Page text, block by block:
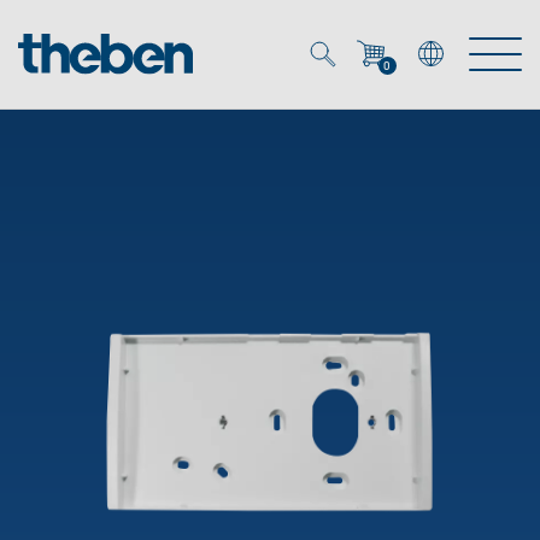
0
KNX
Smart Home
OEM-Lösungen
Ansprechpartner OEM
OEM-Referenzen
Lösungen
Zeit- und Lichtsteuerung
DALI-2 Lichtsteuerung
Downloads